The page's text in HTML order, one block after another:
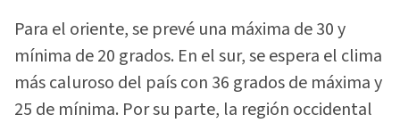
Para el oriente, se prevé una máxima de 30 y
mínima de 20 grados. En el sur, se espera el clima
más caluroso del país con 36 grados de máxima y
25 de mínima. Por su parte, la región occidental